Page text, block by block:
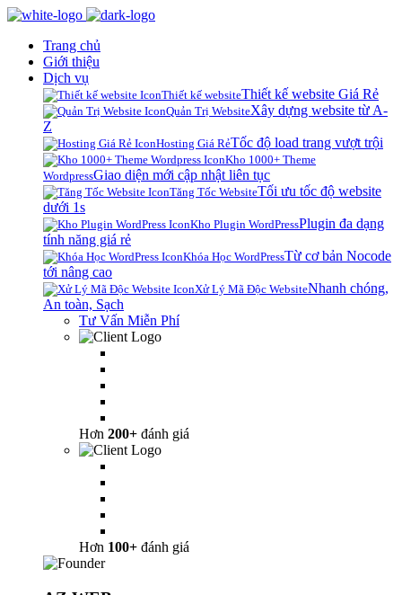
Trang chủ
Giới thiệu
Dịch vụ
Thiết kế websiteThiết kế website Giá Rẻ
Quản Trị WebsiteXây dựng website từ A-
Z
Hosting Giá RẻTốc độ load trang vượt trội
Kho 1000+ Theme
WordpressGiao diện mới cập nhật liên tục
Tăng Tốc WebsiteTối ưu tốc độ website
dưới 1s
Kho Plugin WordPressPlugin đa dạng
tính năng giá rẻ
Khóa Học WordPressTừ cơ bản Nocode
tới nâng cao
Xử Lý Mã Độc WebsiteNhanh chóng,
An toàn, Sạch
Tư Vấn Miễn Phí
Hơn 200+ đánh giá
Hơn 100+ đánh giá